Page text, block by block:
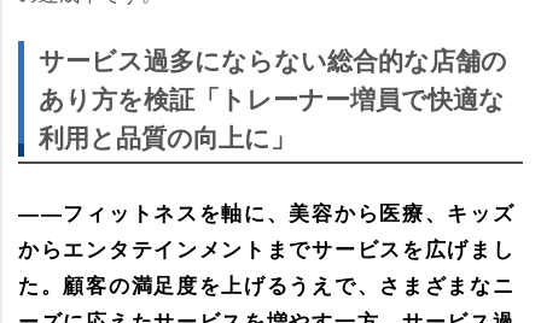
サービス過多にならない総合的な店舗の
あり方を検証「トレーナー増員で快適な
利用と品質の向上に」
――フィットネスを軸に、美容から医療、キッズ
からエンタテインメントまでサービスを広げまし
た。顧客の満足度を上げるうえで、さまざまなニ